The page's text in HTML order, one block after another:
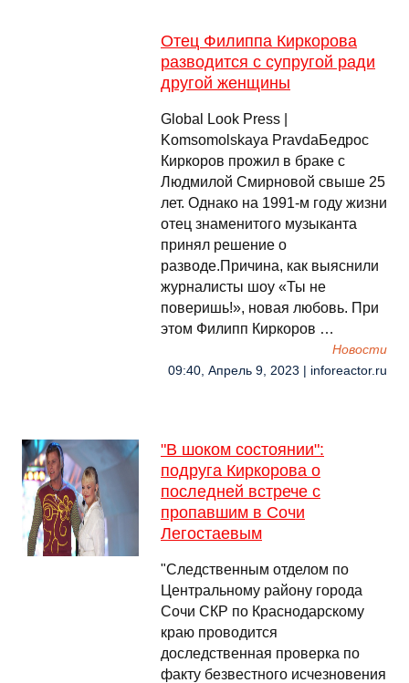
Отец Филиппа Киркорова
разводится с супругой ради
другой женщины
Global Look Press |
Komsomolskaya PravdaБедрос
Киркоров прожил в браке с
Людмилой Смирновой свыше 25
лет. Однако на 1991-м году жизни
отец знаменитого музыканта
принял решение о
разводе.Причина, как выяснили
журналисты шоу «Ты не
поверишь!», новая любовь. При
этом Филипп Киркоров …
Новости
09:40, Апрель 9, 2023 | inforeactor.ru
"В шоком состоянии":
подруга Киркорова о
последней встрече с
пропавшим в Сочи
Легостаевым
"Следственным отделом по
Центральному району города
Сочи СКР по Краснодарскому
краю проводится
доследственная проверка по
факту безвестного исчезновения